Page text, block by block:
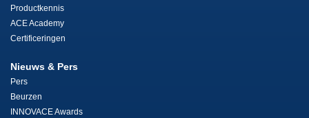
Productkennis
ACE Academy
Certificeringen
Nieuws & Pers
Pers
Beurzen
INNOVACE Awards